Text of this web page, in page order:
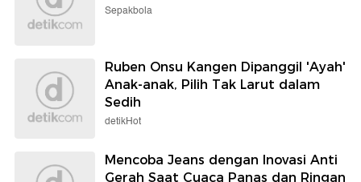
Sepakbola
Ruben Onsu Kangen Dipanggil 'Ayah'
Anak-anak, Pilih Tak Larut dalam
Sedih
detikHot
Mencoba Jeans dengan Inovasi Anti
Gerah Saat Cuaca Panas dan Ringan